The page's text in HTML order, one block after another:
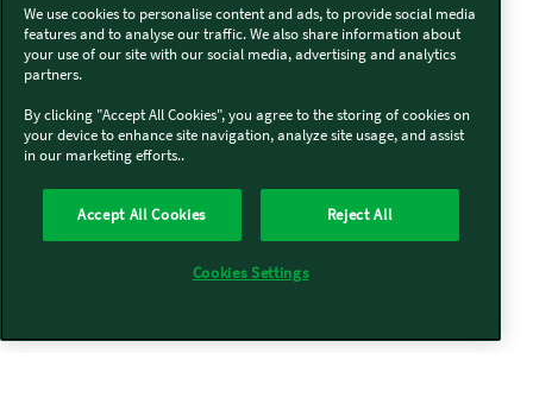
We use cookies to personalise content and ads, to provide social media
features and to analyse our traffic. We also share information about
your use of our site with our social media, advertising and analytics
partners.
By clicking "Accept All Cookies", you agree to the storing of cookies on
your device to enhance site navigation, analyze site usage, and assist
in our marketing efforts..
Accept All Cookies Reject All
Cookies Settings